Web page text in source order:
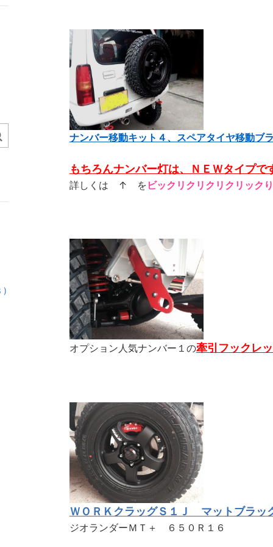
ナンバー移動キット４、スペアタイヤ移動ブ
もちろんナンバー灯は、ＮＥＷタイプで
詳しくは ↑ を ビックリクリクリクリック
オプション人気ナンバー１の牽引フックレ
ＷＯＲＫクラッグＳ１Ｊ マットブラッ
ジオランダーＭＴ＋ ６５０Ｒ１６
)